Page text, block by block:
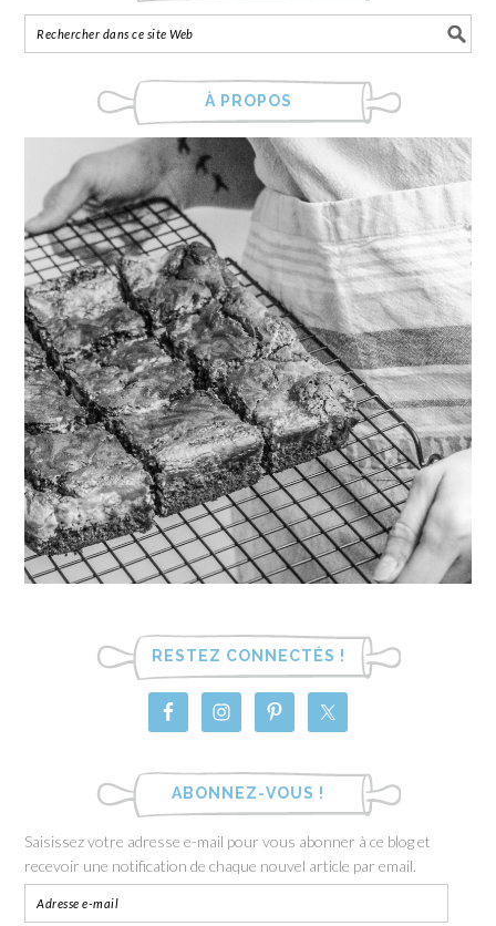
À PROPOS
RESTEZ CONNECTÉS !
ABONNEZ-VOUS !
Saisissez votre adresse e-mail pour vous abonner à ce blog et
recevoir une notification de chaque nouvel article par email.